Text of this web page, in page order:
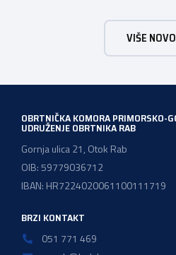
manifestacije kojom Kvarner i
godinu kao Europska regija
Kvarner za stolom – Povratak
VIŠE
OBRTNIČKA KOMORA PRIMORSKO-
UDRUŽENJE OBRTNIKA RAB
Gornja ulica 21, Otok Rab
OIB: 59779036712
IBAN: HR7224020061100111719
BRZI KONTAKT
051 771 469